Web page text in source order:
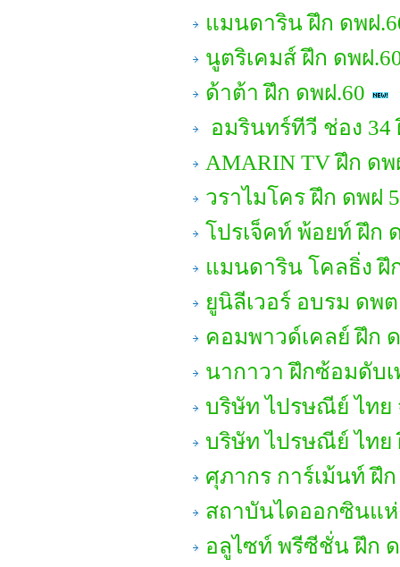
แมนดาริน ฝึก ดพฝ
นูตริเคมส์ ฝึก ดพฝ
ด้าต้า ฝึก ดพฝ.60
อมรินทร์ทีวี ช่อง 34
AMARIN TV ฝึก ดพ
วราไมโคร ฝึก ดพฝ
โปรเจ็คท์ พ้อยท์ ฝึก
แมนดาริน โคลธิ่ง ฝึ
ยูนิลีเวอร์ อบรม ดพต
คอมพาวด์เคลย์ ฝึก
นากาวา ฝึกซ้อมดับเ
บริษัท ไปรษณีย์ ไทย
บริษัท ไปรษณีย์ ไทย
ศุภากร การ์เม้นท์ ฝึ
สถาบันไดออกซินแห่
อลูไซท์ พรีซีชั่น ฝึก